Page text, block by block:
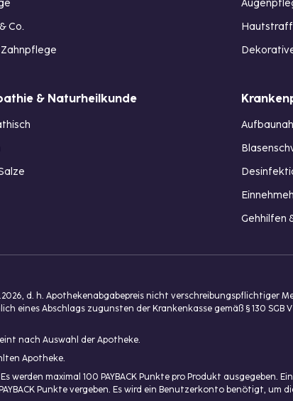
Co.
& Naturheilkunde
Gehhilfen
d. h. Apothekenabgabepreis nicht verschreibungspflichtiger
eines Abschlags zugunsten der Krankenkasse gemäß § 130
nach Auswahl der Apotheke.
Apotheke.
werden maximal 100 PAYBACK Punkte pro Produkt
Punkte vergeben. Es wird ein Benutzerkonto benötigt, um